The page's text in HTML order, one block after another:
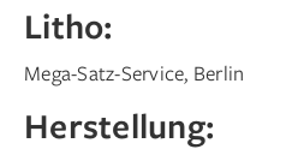
Litho:
Mega-Satz-Service, Berlin
Herstellung: